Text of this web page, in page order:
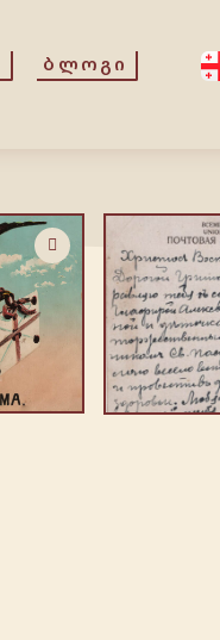
ᲑᲚᲝᲒᲘ